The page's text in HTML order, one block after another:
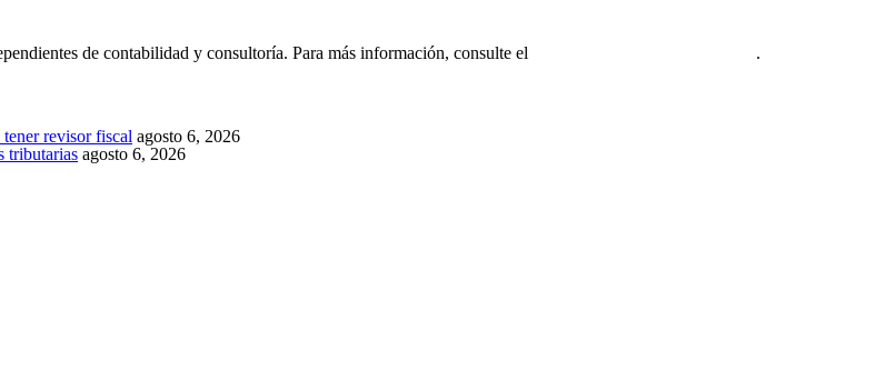
de contabilidad y consultoría. Para más información, consulte el .
revisor fiscal agosto 6, 2026
tributarias agosto 6, 2026